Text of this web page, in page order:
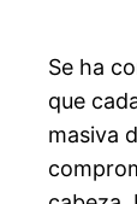
Se ha
que
masiva